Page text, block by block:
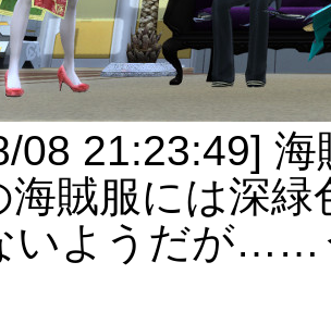
08 21:23:49]
賊服には深緑
いようだが……